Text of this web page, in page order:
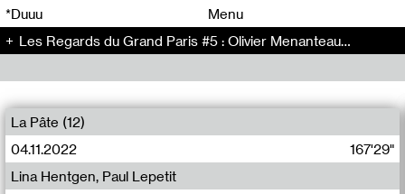
*Duuu
Menu
Les Regards du Grand Paris #5 : Olivier Menanteau - Conversation (69)
La Pâte (12)
04.11.2022
167'29"
Lina Hentgen, Paul Lepetit
00 00
00 00